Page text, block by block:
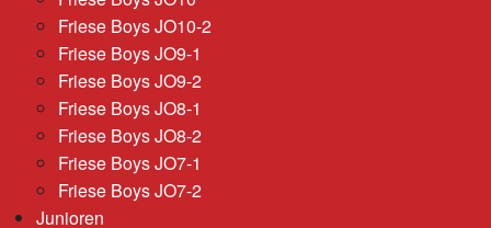
Friese Boys JO10-2
Friese Boys JO9-1
Friese Boys JO9-2
Friese Boys JO8-1
Friese Boys JO8-2
Friese Boys JO7-1
Friese Boys JO7-2
Junioren